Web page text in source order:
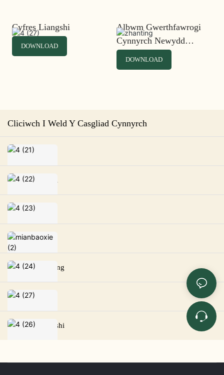
Cyfres Liangshi
DOWNLOAD
Albwm Gwerthfawrogi
Cynnyrch Newydd
Yongcheng Furniture
2022
DOWNLOAD
Cliciwch I Weld Y Casgliad Cynnyrch
Cyfres Roya
Cyfres Romei
Cyfres Ropin
Cyfres Yazhi
Cyfres Yushang
Cyfres Lantu
Cyfres Liangshi